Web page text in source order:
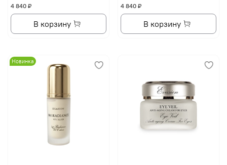
4 840 ₽
В корзину
4 840 ₽
В корзину
Новинка